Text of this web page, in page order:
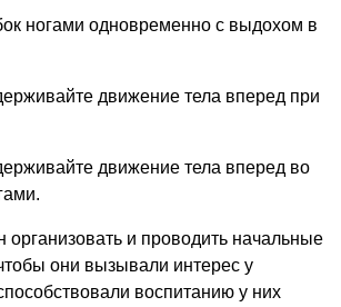
ногами одновременно с выдохом в
движение тела вперед при
движение тела вперед во
организовать и проводить начальные
они вызывали интерес у
воспитанию у них